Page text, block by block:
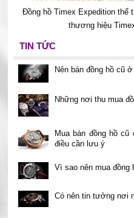
Đồng hồ Timex Expedition thể
thương hiệu
TIN TỨC
Nên bán đồng hồ cũ
Những nơi thu mua
Mua bán đồng hồ
điều cần lưu ý
Vì sao nên mua đồng
Có nên tin tưởng nơi